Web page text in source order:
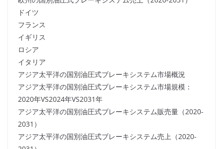
ドイツ
フランス
イギリス
ロシア
イタリア
アジア太平洋の国別油圧式ブレーキシステム市場概況
アジア太平洋の国別油圧式ブレーキシステム市場規模：
2020年VS2024年VS2031年
アジア太平洋の国別油圧式ブレーキシステム販売量（2020-
2031）
アジア太平洋の国別油圧式ブレーキシステム売上（2020-